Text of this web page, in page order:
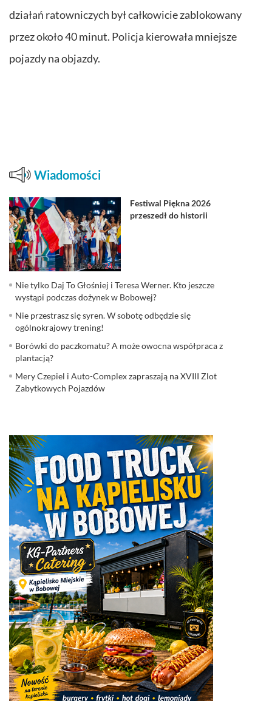
działań ratowniczych był całkowicie zablokowany
przez około 40 minut. Policja kierowała mniejsze
pojazdy na objazdy.
Wiadomości
Festiwal Piękna 2026
przeszedł do historii
Nie tylko Daj To Głośniej i Teresa Werner. Kto jeszcze
wystąpi podczas dożynek w Bobowej?
Nie przestrasz się syren. W sobotę odbędzie się
ogólnokrajowy trening!
Borówki do paczkomatu? A może owocna współpraca z
plantacją?
Mery Czepiel i Auto-Complex zapraszają na XVIII Zlot
Zabytkowych Pojazdów